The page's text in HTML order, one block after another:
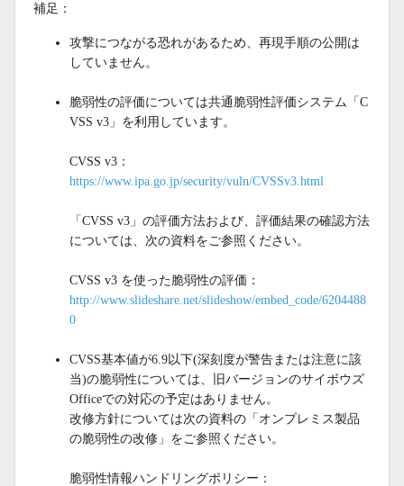
補足：
攻撃につながる恐れがあるため、再現手順の公開は
していません。
脆弱性の評価については共通脆弱性評価システム「C
VSS v3」を利用しています。
CVSS v3：
https://www.ipa.go.jp/security/vuln/CVSSv3.html
「CVSS v3」の評価方法および、評価結果の確認方法
については、次の資料をご参照ください。
CVSS v3 を使った脆弱性の評価：
http://www.slideshare.net/slideshow/embed_code/6204488
0
CVSS基本値が6.9以下(深刻度が警告または注意に該
当)の脆弱性については、旧バージョンのサイボウズ
Officeでの対応の予定はありません。
改修方針については次の資料の「オンプレミス製品
の脆弱性の改修」をご参照ください。
脆弱性情報ハンドリングポリシー：